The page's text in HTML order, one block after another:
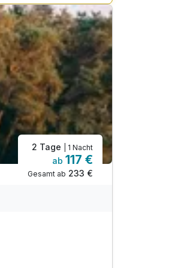
2 Tage | 1 Nacht
ab 117 €
Gesamt ab 233 €